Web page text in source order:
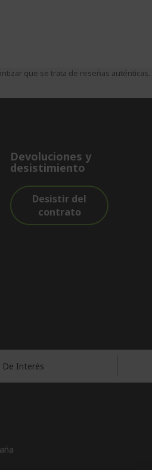
que se trata de reseñas auténticas.
Devoluciones y
desistimiento
Desistir del
contrato
De Interés